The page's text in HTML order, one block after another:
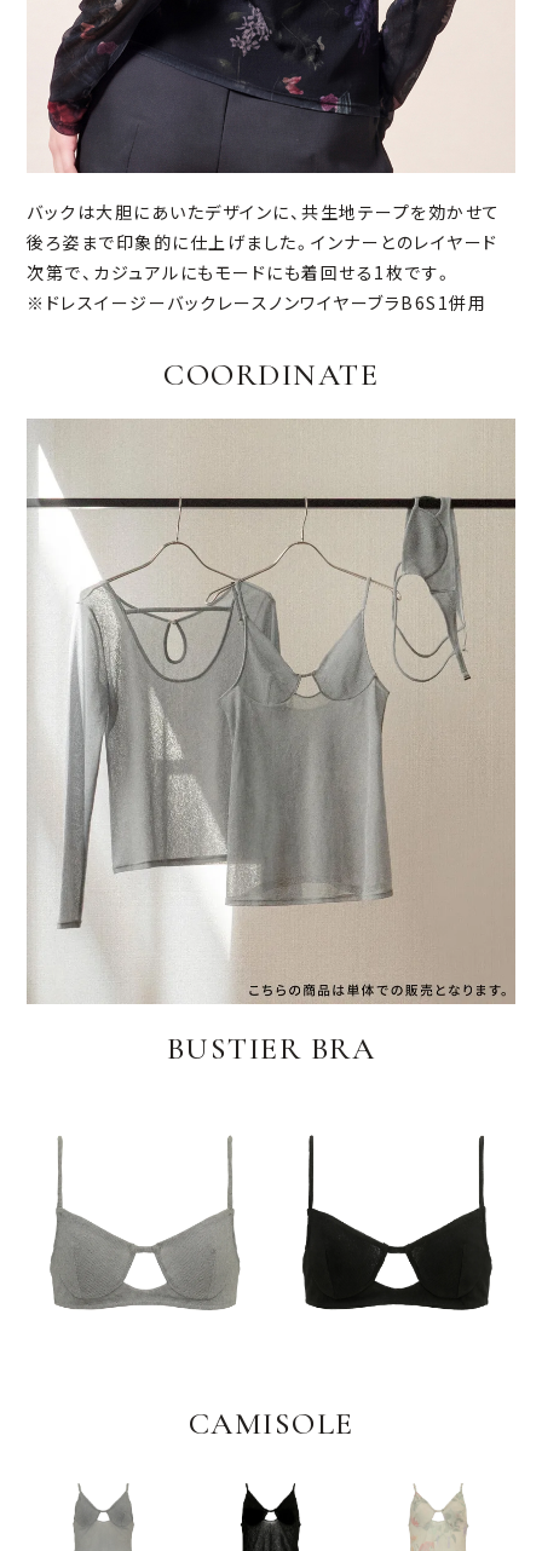
バックは大胆にあいたデザインに、共生地テープを効かせて
後ろ姿まで印象的に仕上げました。インナーとのレイヤード
次第で、カジュアルにもモードにも着回せる1枚です。
※ドレスイージーバックレースノンワイヤーブラB6S1併用
COORDINATE
BUSTIER BRA
CAMISOLE